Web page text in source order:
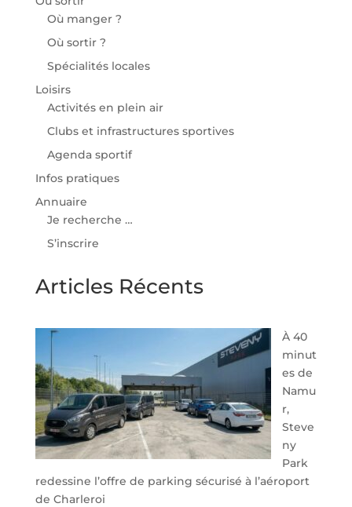
Où manger ?
Où sortir ?
Spécialités locales
Loisirs
Activités en plein air
Clubs et infrastructures sportives
Agenda sportif
Infos pratiques
Annuaire
Je recherche …
S’inscrire
Articles Récents
À 40
minut
es de
Namu
r,
Steve
ny
Park
redessine l’offre de parking sécurisé à l’aéroport
de Charleroi